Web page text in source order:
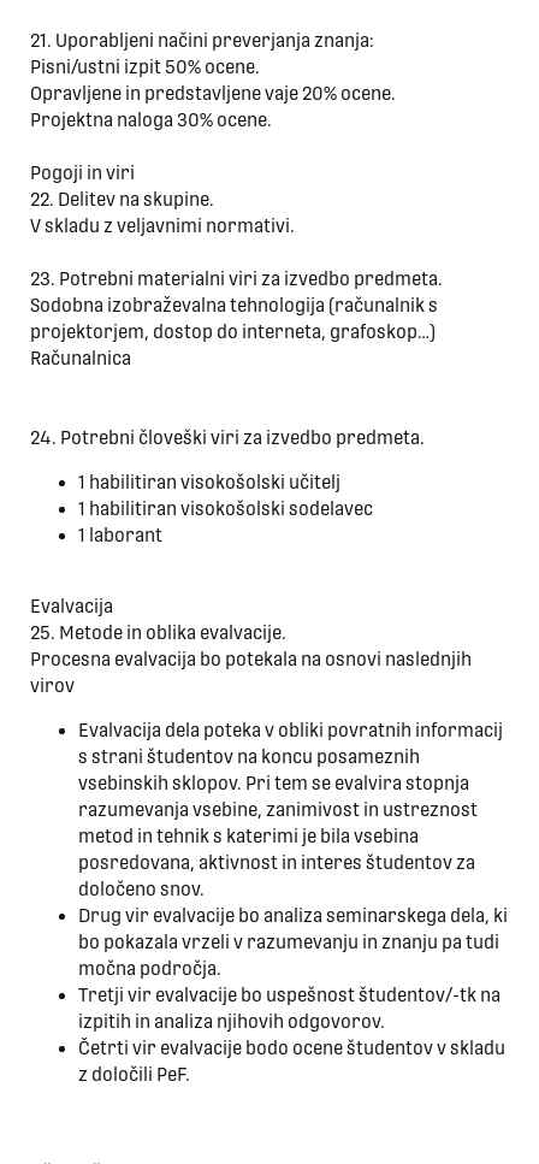
21. Uporabljeni načini preverjanja znanja:
Pisni/ustni izpit 50% ocene.
Opravljene in predstavljene vaje 20% ocene.
Projektna naloga 30% ocene.
Pogoji in viri
22. Delitev na skupine.
V skladu z veljavnimi normativi.
23. Potrebni materialni viri za izvedbo predmeta.
Sodobna izobraževalna tehnologija (računalnik s
projektorjem, dostop do interneta, grafoskop…)
Računalnica
24. Potrebni človeški viri za izvedbo predmeta.
1 habilitiran visokošolski učitelj
1 habilitiran visokošolski sodelavec
1 laborant
Evalvacija
25. Metode in oblika evalvacije.
Procesna evalvacija bo potekala na osnovi naslednjih
virov
Evalvacija dela poteka v obliki povratnih informacij
s strani študentov na koncu posameznih
vsebinskih sklopov. Pri tem se evalvira stopnja
razumevanja vsebine, zanimivost in ustreznost
metod in tehnik s katerimi je bila vsebina
posredovana, aktivnost in interes študentov za
določeno snov.
Drug vir evalvacije bo analiza seminarskega dela, ki
bo pokazala vrzeli v razumevanju in znanju pa tudi
močna področja.
Tretji vir evalvacije bo uspešnost študentov/-tk na
izpitih in analiza njihovih odgovorov.
Četrti vir evalvacije bodo ocene študentov v skladu
z določili PeF.